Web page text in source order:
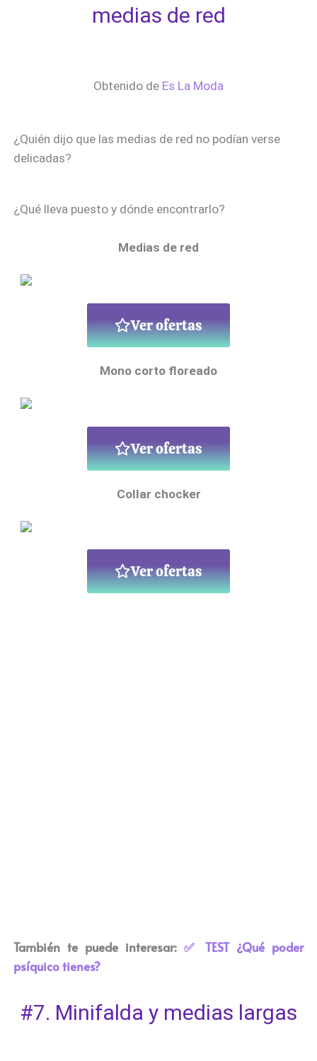
medias de red
Obtenido de Es La Moda
¿Quién dijo que las medias de red no podían verse
delicadas?
¿Qué lleva puesto y dónde encontrarlo?
Medias de red
Ver ofertas
Mono corto floreado
Ver ofertas
Collar chocker
Ver ofertas
También te puede interesar: ✅ TEST ¿Qué poder
psíquico tienes?
#7. Minifalda y medias largas